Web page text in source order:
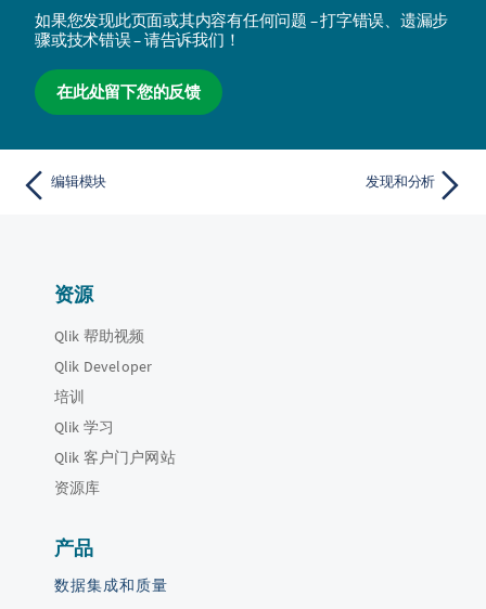
如果您发现此页面或其内容有任何问题 – 打字错误、遗漏步
骤或技术错误 – 请告诉我们！
在此处留下您的反馈
编辑模块 发现和分析
资源
Qlik 帮助视频
Qlik Developer
培训
Qlik 学习
Qlik 客户门户网站
资源库
产品
数据集成和质量